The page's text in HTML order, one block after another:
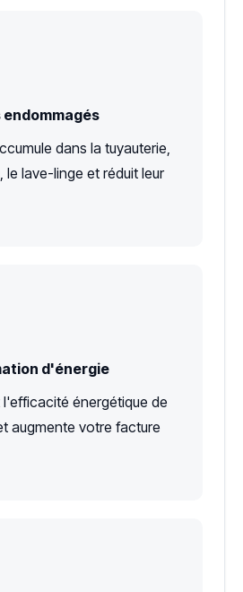
dans la tuyauterie,
le lave-linge et réduit leur
d'énergie
énergétique de
augmente votre facture